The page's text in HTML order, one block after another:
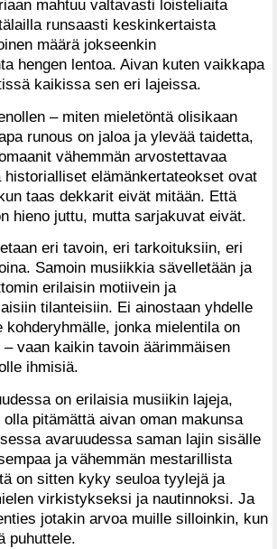
mahtuu valtavasti loisteliaita
runsaasti keskinkertaista
määrä jokseenkin
hengen lentoa. Aivan kuten vaikkapa
kaikissa sen eri lajeissa.
– miten mieletöntä olisikaan
runous on jaloa ja ylevää taidetta,
vähemmän arvostettavaa
historialliset elämänkertateokset ovat
taas dekkarit eivät mitään. Että
hieno juttu, mutta sarjakuvat eivät.
eri tavoin, eri tarkoituksiin, eri
Samoin musiikkia sävelletään ja
erilaisin motiivein ja
tilanteisiin. Ei ainostaan yhdelle
kohderyhmälle, jonka mielentila on
vaan kaikin tavoin äärimmäisen
ihmisiä.
on erilaisia musiikin lajeja,
pitämättä aivan oman makunsa
avaruudessa saman lajin sisälle
ja vähemmän mestarillista
on sitten kyky seuloa tyylejä ja
virkistykseksi ja nautinnoksi. Ja
jotakin arvoa muille silloinkin, kun
puhuttele.